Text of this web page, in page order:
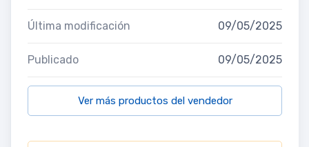
Última modificación 09/05/2025
Publicado 09/05/2025
Ver más productos del vendedor